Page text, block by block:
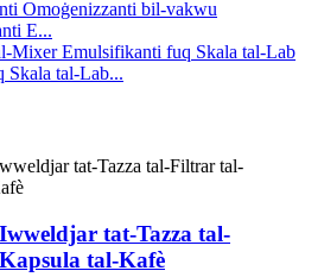
E...
Skala tal-Lab...
tat-Tazza tal-
tal-Kafè